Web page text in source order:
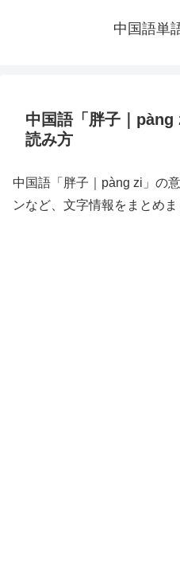
中国語単
中国語「胖子｜pàng
読み方
中国語「胖子｜pàng zi」の
ンなど、文字情報をまとめま